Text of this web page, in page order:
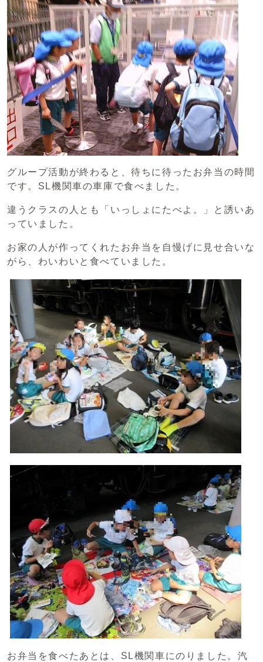
グループ活動が終わると、待ちに待ったお弁当の時間
です。SL機関車の車庫で食べました。
違うクラスの人とも「いっしょにたべよ。」と誘いあ
っていました。
お家の人が作ってくれたお弁当を自慢げに見せ合いな
がら、わいわいと食べていました。
お弁当を食べたあとは、SL機関車にのりました。汽